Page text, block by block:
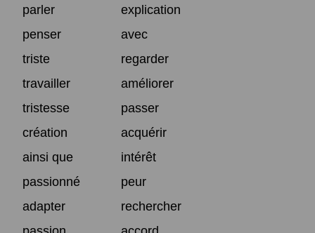
parler
explication
penser
avec
triste
regarder
travailler
améliorer
tristesse
passer
création
acquérir
ainsi que
intérêt
passionné
peur
adapter
rechercher